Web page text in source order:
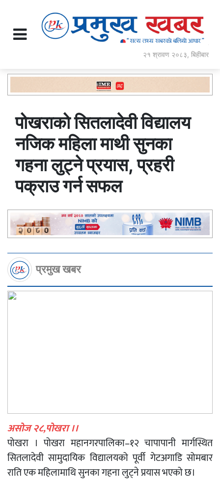
२१ श्रावण २०८३, बिहीबार
पोखराको सितलादेवी विद्यालय
नजिक महिला माथी सुनका
गहना लुट्ने प्रयास, प्रहरी
पक्राउ गर्न सफल
प्रमुख खबर
असोज २८,पोखरा ।।
पोखरा । पोखरा महानगरपालिका–१२ चापापानी मार्गस्थित
सितलादेवी सामुदायिक विद्यालयको पूर्वी गेटअगाडि सोमबार
राति एक महिलामाथि सुनका गहना लुट्ने प्रयास भएको छ।